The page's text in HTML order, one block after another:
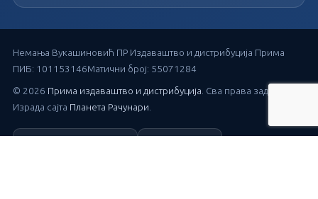
Немања Вукашиновић ПР Издаваштво и дистрибуција Прима
ПИБ: 101153146Матични број: 55071284
© 2026 Прима издаваштво и дистрибуција . Сва права задржана.
Израда сајта Планета Рачунари